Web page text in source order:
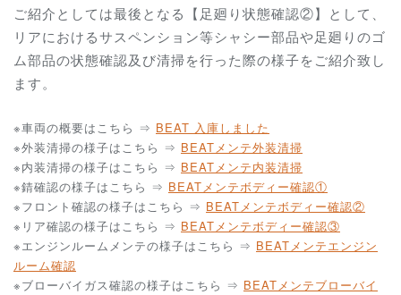
ご紹介としては最後となる【足廻り状態確認②】として、
リアにおけるサスペンション等シャシー部品や足廻りのゴ
ム部品の状態確認及び清掃を行った際の様子をご紹介致し
ます。
※車両の概要はこちら ⇒ BEAT 入庫しました
※外装清掃の様子はこちら ⇒ BEATメンテ外装清掃
※内装清掃の様子はこちら ⇒ BEATメンテ内装清掃
※錆確認の様子はこちら ⇒ BEATメンテボディー確認①
※フロント確認の様子はこちら ⇒ BEATメンテボディー確認②
※リア確認の様子はこちら ⇒ BEATメンテボディー確認③
※エンジンルームメンテの様子はこちら ⇒ BEATメンテエンジン
ルーム確認
※ブローバイガス確認の様子はこちら ⇒ BEATメンテブローバイ